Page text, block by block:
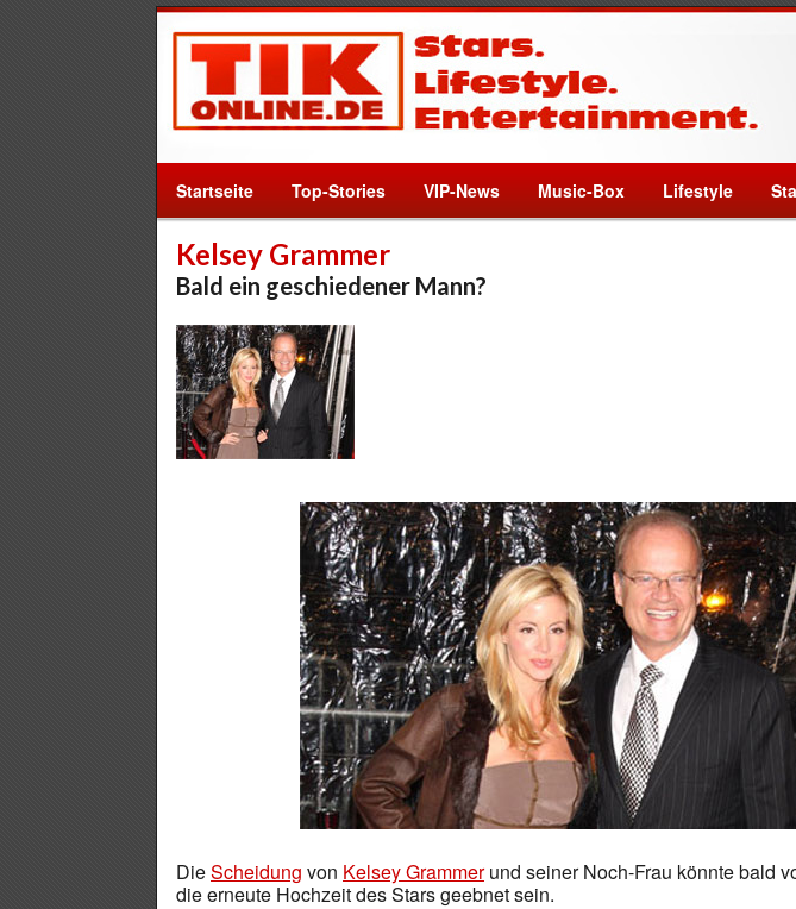
Startseite Top-Stories VIP-News Music-Box Lifestyle
Kelsey Grammer
Bald ein geschiedener Mann?
DieScheidung von Kelsey Grammerund seiner Noch-Frau könnte bald
die erneute Hochzeit des Stars geebnet sein.